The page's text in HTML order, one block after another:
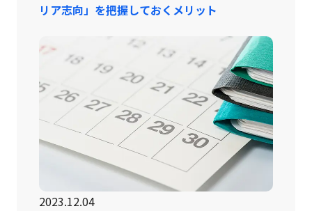
リア志向」を把握しておくメリット
2023.12.04